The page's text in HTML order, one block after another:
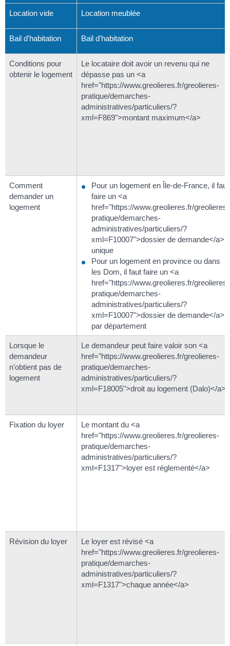
Location vide Location meublée
Bail d'habitation Bail d'habitation
Conditions pour
obtenir le logement
Le locataire doit avoir un revenu qui ne
dépasse pas un <a
href="https://www.greolieres.fr/greolieres-
pratique/demarches-
administratives/particuliers/?
xml=F869">montant maximum</a>
Comment
demander un
logement
Pour un logement en Île-de-France, il faut
faire un <a
href="https://www.greolieres.fr/greolieres-
pratique/demarches-
administratives/particuliers/?
xml=F10007">dossier de demande</a>
unique
Pour un logement en province ou dans
les Dom, il faut faire un <a
href="https://www.greolieres.fr/greolieres-
pratique/demarches-
administratives/particuliers/?
xml=F10007">dossier de demande</a>
par département
Lorsque le
demandeur
n'obtient pas de
logement
Le demandeur peut faire valoir son <a
href="https://www.greolieres.fr/greolieres-
pratique/demarches-
administratives/particuliers/?
xml=F18005">droit au logement (Dalo)</a>
Fixation du loyer
Le montant du <a
href="https://www.greolieres.fr/greolieres-
pratique/demarches-
administratives/particuliers/?
xml=F1317">loyer est réglementé</a>
Révision du loyer
Le loyer est révisé <a
href="https://www.greolieres.fr/greolieres-
pratique/demarches-
administratives/particuliers/?
xml=F1317">chaque année</a>